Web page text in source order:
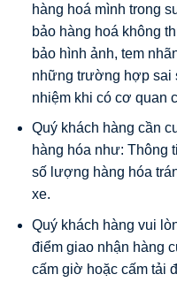
hàng hoá mình trong
bảo hàng hoá không
bảo hình ảnh, tem
những trường hợp sai
nhiệm khi có cơ quan
Quý khách hàng cần
hàng hóa như: Thông
số lượng hàng hóa
xe.
Quý khách hàng vui
điểm giao nhận hàng
cấm giờ hoặc cấm tải